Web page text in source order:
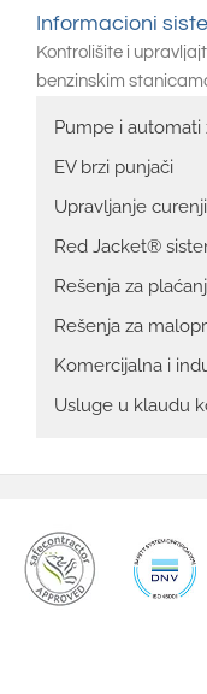
Informacioni
Kontrolišite i
benzinskim
Main
navigation
Pumpe i automati
EV brzi punjači
Upravljanje
Red Jacket®
Rešenja za
Rešenja za
Komercijalna i
Usluge u klaudu